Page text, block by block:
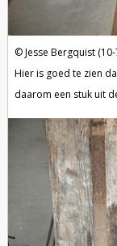
Jesse Bergquist
Hier is goed te zien
daarom een stuk uit